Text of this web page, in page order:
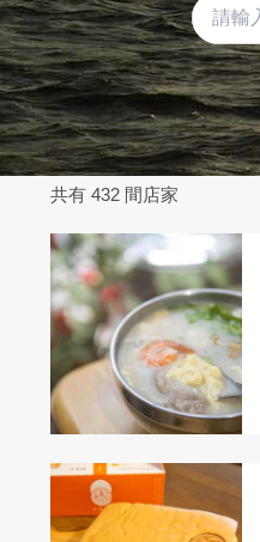
共有 432 間店家